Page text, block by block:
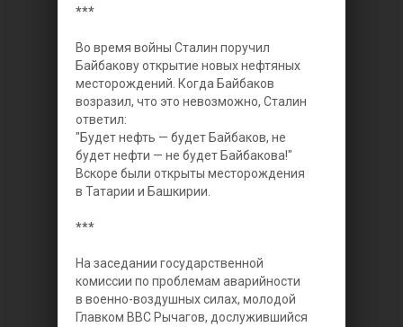
***
Во время войны Сталин поручил
Байбакову открытие новых нефтяных
месторождений. Когда Байбаков
возразил, что это невозможно, Сталин
ответил:
"Будет нефть — будет Байбаков, не
будет нефти — не будет Байбакова!"
Вскоре были открыты месторождения
в Татарии и Башкирии.
***
На заседании государственной
комиссии по проблемам аварийности
в военно-воздушных силах, молодой
Главком ВВС Рычагов, дослужившийся